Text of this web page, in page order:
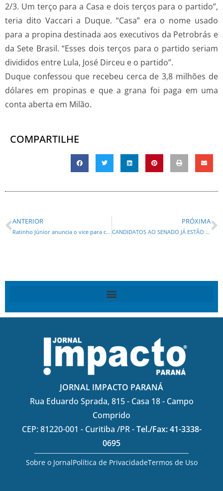
2/3. Um terço para a Casa e dois terços para o partido”,
teria dito Vaccari a Duque. “Casa” era o nome usado
para a propina destinada aos executivos da Petrobrás e
da Sete Brasil. “Esses dois terços para o partido seriam
divididos entre Lula, José Dirceu e o partido”.
Duque confessou que recebeu cerca de 3,8 milhões de
dólares em propinas e que a grana foi paga em uma
conta aberta em Milão.
COMPARTILHE
ANTERIOR
Ratinho Júnior anuncia o vice para concorrer ao governo
PRÓXIMA
CANDIDATOS AO SENADO JÁ ESTÃO DEFINIDOS NO PARANÁ
JORNAL IMPACTO PARANÁ
Rua Eduardo Sprada, 815 - Casa 18 - Campo
Comprido
CEP: 81220-001 - Curitiba /PR -Tel./Fax: 41-3338-
0695
Sobre o JornalPolítica de PrivacidadeTermos de Uso